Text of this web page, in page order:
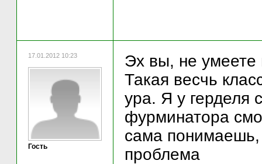
17.01.2012 10:23
Гость
Эх вы, не умеете
Такая весчь
ура. Я у герделя
фурминатора
сама понимаешь,
проблема